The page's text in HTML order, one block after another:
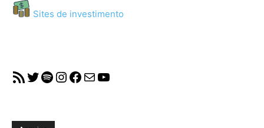
Sites de investimento
RSS FeedTwitter
Spotify
Instagram
Facebook
MailYouTube